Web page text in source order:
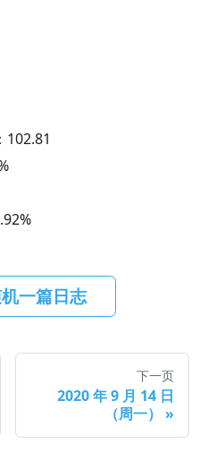
102.81
%
一篇日志
下一页
2020 年 9 月 14 日
（周一）
»